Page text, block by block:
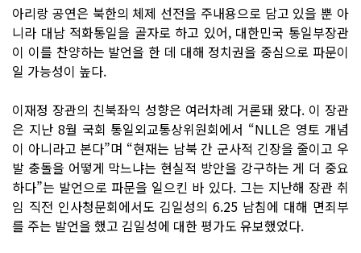
아리랑 공연은 북한의 체제 선전을 주내용으로 담고 있을 뿐 아
니라 대남 적화통일을 골자로 하고 있어, 대한민국 통일부장관
이 이를 찬양하는 발언을 한 데 대해 정치권을 중심으로 파문이
일 가능성이 높다.
이재정 장관의 친북좌익 성향은 여러차례 거론돼 왔다. 이 장관
은 지난 8월 국회 통일외교통상위원회에서 “NLL은 영토 개념
이 아니라고 본다”며 “현재는 남북 간 군사적 긴장을 줄이고 우
발 충돌을 어떻게 막느냐는 현실적 방안을 강구하는 게 더 중요
하다”는 발언으로 파문을 일으킨 바 있다. 그는 지난해 장관 취
임 직전 인사청문회에서도 김일성의 6.25 남침에 대해 면죄부
를 주는 발언을 했고 김일성에 대한 평가도 유보했었다.